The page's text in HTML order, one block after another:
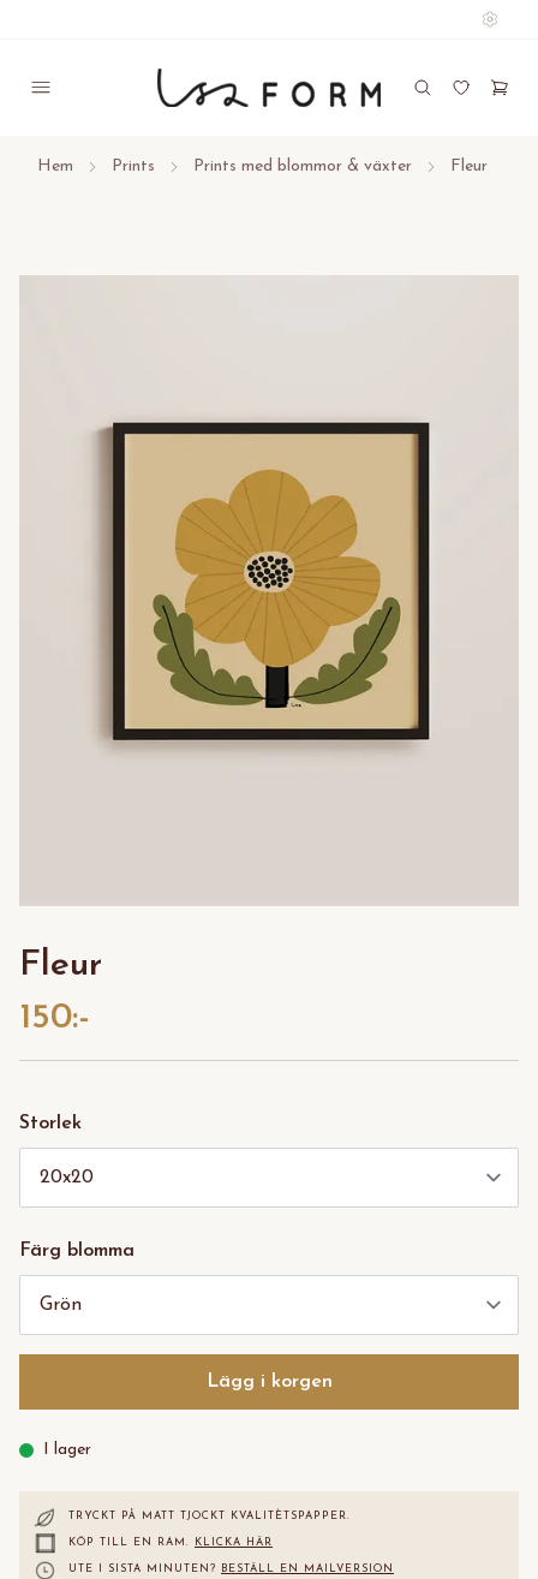
Hem Prints Prints med blommor & växter Fleur
Fleur
150:-
Storlek
Färg blomma
Lägg i korgen
I lager
TRYCKT PÅ MATT TJOCKT KVALITÈTS PAPPER.
KÖP TILL EN RAM. KLICKA HÄR
UTE I SISTA MINUTEN? BESTÄLL EN MAILVERSION